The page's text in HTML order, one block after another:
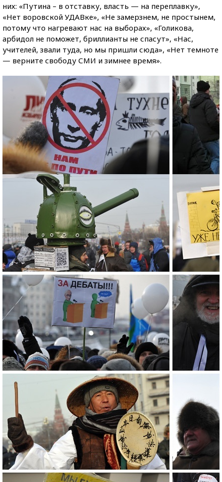
них: «Путина – в отставку, власть — на переплавку»,
«Нет воровской УДАВке», «Не замерзнем, не простынем,
потому что нагревают нас на выборах», «Голикова,
арбидол не поможет, бриллианты не спасут», «Нас,
учителей, звали туда, но мы пришли сюда», «Нет темноте
— верните свободу СМИ и зимнее время».